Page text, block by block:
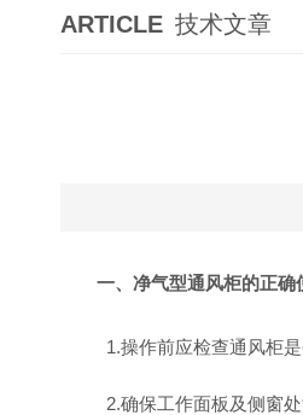
ARTICLE 技术文章
一、净气型通风柜的正确
1.操作前应检查通风柜
2.确保工作面板及侧窗